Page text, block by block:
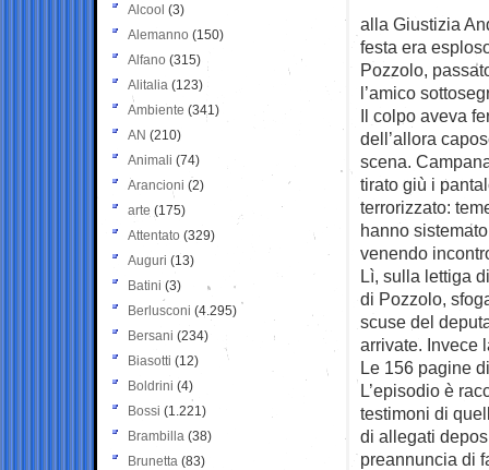
alla Giustizia
festa era
Pozzolo,
l’amico
Il colpo aveva
dell’allora
scena.
tirato giù i
terrorizzato:
hanno
venendo
Lì, sulla lettiga
di Pozzolo,
scuse del
arrivate. Invece
Le 156 pagine
L’episodio è
testimoni di
di allegati
preannuncia di
Alcool (3)
Alemanno (150)
Alfano (315)
Alitalia (123)
Ambiente (341)
AN (210)
Animali (74)
Arancioni (2)
arte (175)
Attentato (329)
Auguri (13)
Batini (3)
Berlusconi (4.295)
Bersani (234)
Biasotti (12)
Boldrini (4)
Bossi (1.221)
Brambilla (38)
Brunetta (83)